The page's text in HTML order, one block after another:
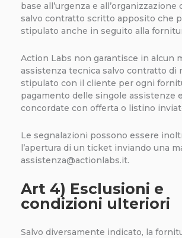
base all’urgenza e all’organizzazione
salvo contratto scritto apposito che
stipulato anche in seguito alla
Action Labs non garantisce in alcun
assistenza tecnica salvo contratto di
stipulato con il cliente per ogni
pagamento delle singole assistenze
concordate con offerta o listino
Le segnalazioni possono essere
l’apertura di un ticket inviando una
assistenza@actionlabs.it.
Art 4) Esclusioni e
condizioni ulteriori
Salvo diversamente indicato, la